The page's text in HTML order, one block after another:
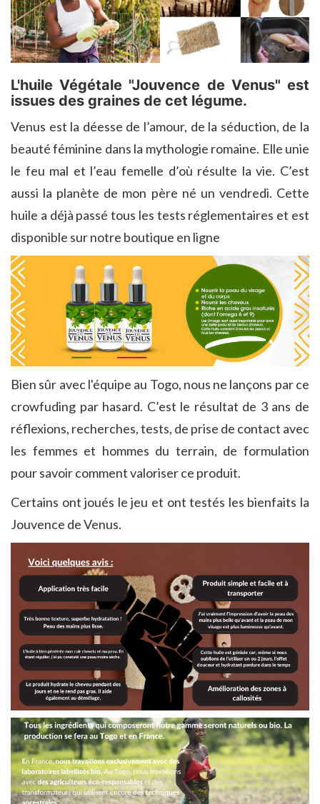
L'huile Végétale "Jouvence de Venus" est
issues des graines de cet légume.
Venus est la déesse de l’amour, de la séduction, de la
beauté féminine dans la mythologie romaine. Elle unie
le feu mal et l’eau femelle d’où résulte la vie. C’est
aussi la planète de mon père né un vendredi. Cette
huile a déjà passé tous les tests réglementaires et est
disponible sur notre boutique en ligne
Bien sûr avec l'équipe au Togo, nous ne lançons par ce
crowfuding par hasard. C’est le résultat de 3 ans de
réflexions, recherches, tests, de prise de contact avec
les femmes et hommes du terrain, de formulation
pour savoir comment valoriser ce produit.
Certains ont joués le jeu et ont testés les bienfaits la
Jouvence de Venus.